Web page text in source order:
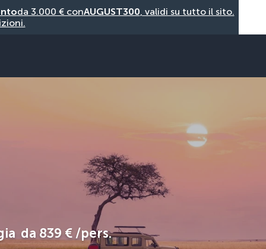
da 3.000 € conAUGUST300, validi su tutto il sito.
da 839 € /pers.